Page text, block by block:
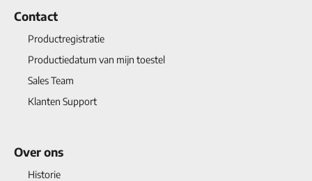
Contact
Productregistratie
Productiedatum van mijn toestel
Sales Team
Klanten Support
Over ons
Historie